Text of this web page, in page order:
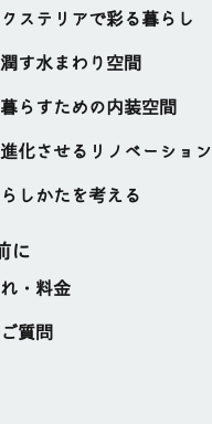
ステリアで彩る暮らし
す水まわり空間
らすための内装空間
化させるリノベーション
しかたを考える
に
・料金
質問